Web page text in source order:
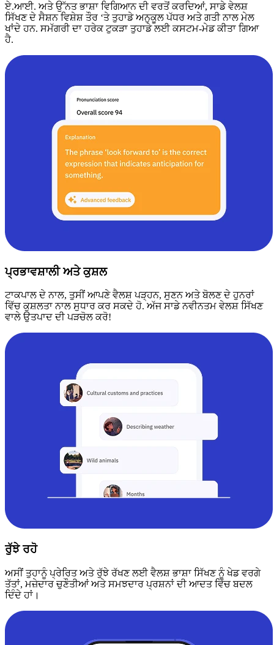
ਏ.ਆਈ. ਅਤੇ ਉੱਨਤ ਭਾਸ਼ਾ ਵਿਗਿਆਨ ਦੀ ਵਰਤੋਂ ਕਰਦਿਆਂ, ਸਾਡੇ ਵੇਲਸ਼
ਸਿੱਖਣ ਦੇ ਸੈਸ਼ਨ ਵਿਸ਼ੇਸ਼ ਤੌਰ ‘ਤੇ ਤੁਹਾਡੇ ਅਨੁਕੂਲ ਪੱਧਰ ਅਤੇ ਗਤੀ ਨਾਲ ਮੇਲ
ਖਾਂਦੇ ਹਨ. ਸਮੱਗਰੀ ਦਾ ਹਰੇਕ ਟੁਕੜਾ ਤੁਹਾਡੇ ਲਈ ਕਸਟਮ-ਮੇਡ ਕੀਤਾ ਗਿਆ
ਹੈ.
ਪ੍ਰਭਾਵਸ਼ਾਲੀ ਅਤੇ ਕੁਸ਼ਲ
ਟਾਕਪਾਲ ਦੇ ਨਾਲ, ਤੁਸੀਂ ਆਪਣੇ ਵੈਲਸ਼ ਪੜ੍ਹਨ, ਸੁਣਨ ਅਤੇ ਬੋਲਣ ਦੇ ਹੁਨਰਾਂ
ਵਿੱਚ ਕੁਸ਼ਲਤਾ ਨਾਲ ਸੁਧਾਰ ਕਰ ਸਕਦੇ ਹੋ. ਅੱਜ ਸਾਡੇ ਨਵੀਨਤਮ ਵੇਲਸ਼ ਸਿੱਖਣ
ਵਾਲੇ ਉਤਪਾਦ ਦੀ ਪੜਚੋਲ ਕਰੋ!
ਰੁੱਝੇ ਰਹੋ
ਅਸੀਂ ਤੁਹਾਨੂੰ ਪ੍ਰੇਰਿਤ ਅਤੇ ਰੁੱਝੇ ਰੱਖਣ ਲਈ ਵੈਲਸ਼ ਭਾਸ਼ਾ ਸਿੱਖਣ ਨੂੰ ਖੇਡ ਵਰਗੇ
ਤੱਤਾਂ, ਮਜ਼ੇਦਾਰ ਚੁਣੌਤੀਆਂ ਅਤੇ ਸਮਝਦਾਰ ਪ੍ਰਸ਼ਨਾਂ ਦੀ ਆਦਤ ਵਿੱਚ ਬਦਲ
ਦਿੰਦੇ ਹਾਂ।